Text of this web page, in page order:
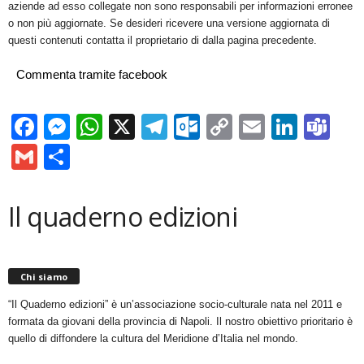
aziende ad esso collegate non sono responsabili per informazioni erronee
o non più aggiornate. Se desideri ricevere una versione aggiornata di
questi contenuti contatta il proprietario di dalla pagina precedente.
Commenta tramite facebook
Facebook
Messenger
WhatsApp
X Telegram
Outlook.com
CopyEmail
Gmail
Il quaderno edizioni
Chi siamo
“Il Quaderno edizioni” è un’associazione socio-culturale nata nel 2011 e
formata da giovani della provincia di Napoli. Il nostro obiettivo prioritario è
quello di diffondere la cultura del Meridione d’Italia nel mondo.